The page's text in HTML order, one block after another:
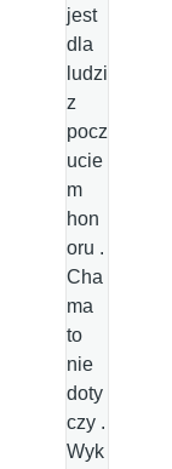
jest
dla
ludzi
z
pocz
ucie
m
hon
oru .
Cha
ma
to
nie
doty
czy .
Wyk